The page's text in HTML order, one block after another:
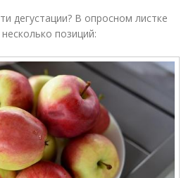
дегустации? В опросном листке
позиций: